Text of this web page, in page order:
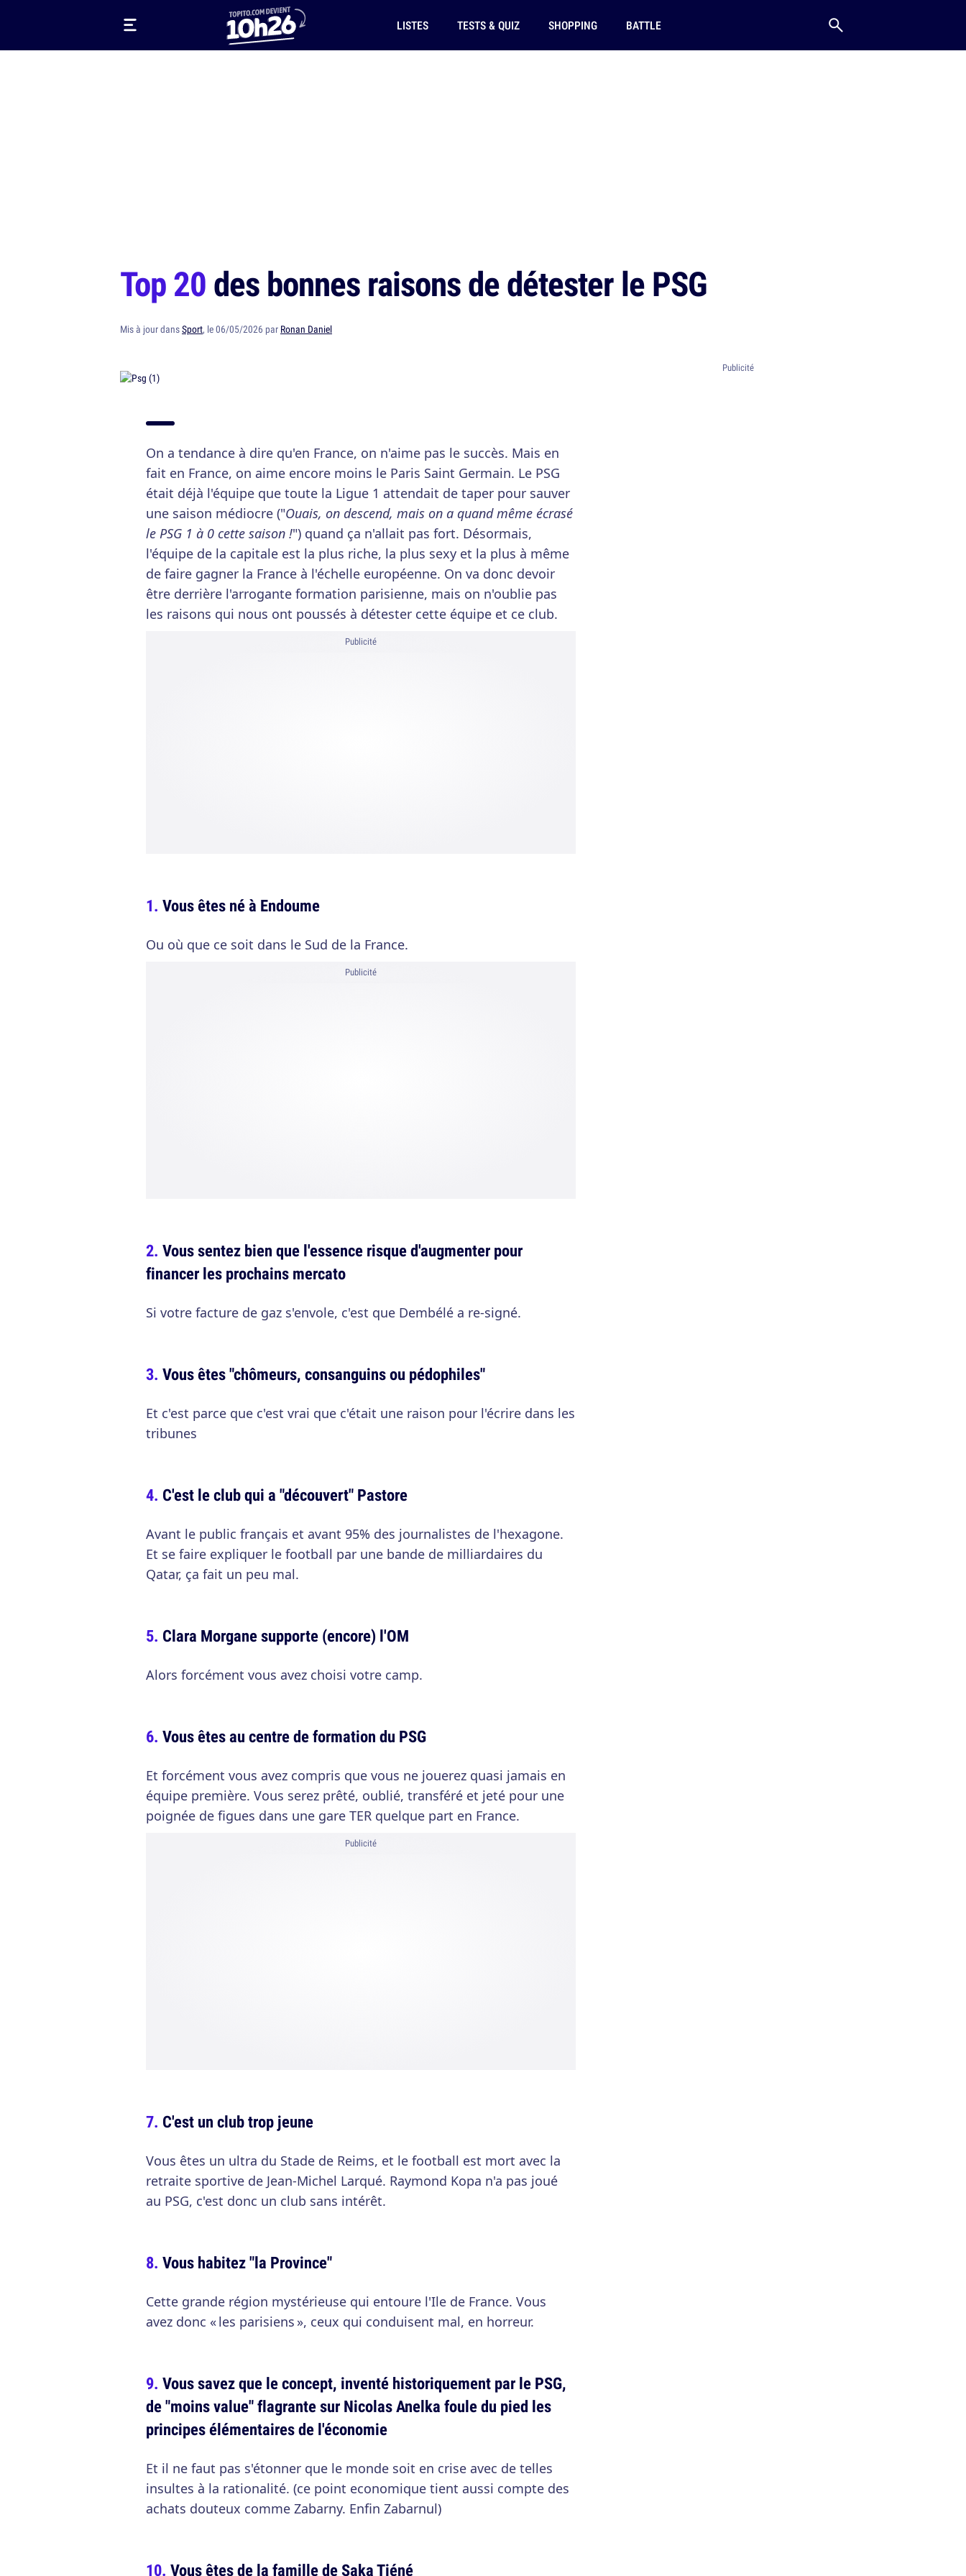
LISTES TESTS & QUIZ SHOPPING BATTLE
Top 20des bonnes raisons de détester le PSG
Mis à jour dansSport, le 06/05/2026 par Ronan Daniel
On a tendance à dire qu'en France, on n'aime pas le succès. Mais en
fait en France, on aime encore moins le Paris Saint Germain. Le PSG
était déjà l'équipe que toute la Ligue 1 attendait de taper pour sauver
une saison médiocre ("Ouais, on descend, mais on a quand même écrasé
le PSG 1 à 0 cette saison !") quand ça n'allait pas fort. Désormais,
l'équipe de la capitale est la plus riche, la plus sexy et la plus à même
de faire gagner la France à l'échelle européenne. On va donc devoir
être derrière l'arrogante formation parisienne, mais on n'oublie pas
les raisons qui nous ont poussés à détester cette équipe et ce club.
Publicité
Vous êtes né à Endoume
Ou où que ce soit dans le Sud de la France.
Publicité
Vous sentez bien que l'essence risque d'augmenter pour
financer les prochains mercato
Si votre facture de gaz s'envole, c'est que Dembélé a re-signé.
Vous êtes "chômeurs, consanguins ou pédophiles"
Et c'est parce que c'est vrai que c'était une raison pour l'écrire dans les
tribunes
C'est le club qui a "découvert" Pastore
Avant le public français et avant 95% des journalistes de l'hexagone.
Et se faire expliquer le football par une bande de milliardaires du
Qatar, ça fait un peu mal.
Clara Morgane supporte (encore) l'OM
Alors forcément vous avez choisi votre camp.
Vous êtes au centre de formation du PSG
Et forcément vous avez compris que vous ne jouerez quasi jamais en
équipe première. Vous serez prêté, oublié, transféré et jeté pour une
poignée de figues dans une gare TER quelque part en France.
Publicité
C'est un club trop jeune
Vous êtes un ultra du Stade de Reims, et le football est mort avec la
retraite sportive de Jean-Michel Larqué. Raymond Kopa n'a pas joué
au PSG, c'est donc un club sans intérêt.
Vous habitez "la Province"
Cette grande région mystérieuse qui entoure l'Ile de France. Vous
avez donc « les parisiens », ceux qui conduisent mal, en horreur.
Vous savez que le concept, inventé historiquement par le PSG,
de "moins value" flagrante sur Nicolas Anelka foule du pied les
principes élémentaires de l'économie
Et il ne faut pas s'étonner que le monde soit en crise avec de telles
insultes à la rationalité. (ce point economique tient aussi compte des
achats douteux comme Zabarny. Enfin Zabarnul)
Vous êtes de la famille de Saka Tiéné